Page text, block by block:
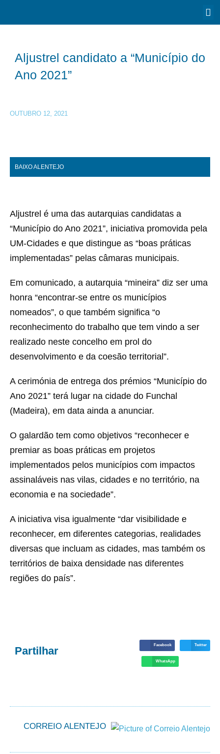
Aljustrel candidato a “Município do
Ano 2021”
OUTUBRO 12, 2021
BAIXO ALENTEJO
Aljustrel é uma das autarquias candidatas a
“Município do Ano 2021”, iniciativa promovida pela
UM-Cidades e que distingue as “boas práticas
implementadas” pelas câmaras municipais.
Em comunicado, a autarquia “mineira” diz ser uma
honra “encontrar-se entre os municípios
nomeados”, o que também significa “o
reconhecimento do trabalho que tem vindo a ser
realizado neste concelho em prol do
desenvolvimento e da coesão territorial”.
A cerimónia de entrega dos prémios “Município do
Ano 2021” terá lugar na cidade do Funchal
(Madeira), em data ainda a anunciar.
O galardão tem como objetivos “reconhecer e
premiar as boas práticas em projetos
implementados pelos municípios com impactos
assinaláveis nas vilas, cidades e no território, na
economia e na sociedade”.
A iniciativa visa igualmente “dar visibilidade e
reconhecer, em diferentes categorias, realidades
diversas que incluam as cidades, mas também os
territórios de baixa densidade nas diferentes
regiões do país”.
Partilhar Facebook Twitter
WhatsApp
CORREIO ALENTEJO